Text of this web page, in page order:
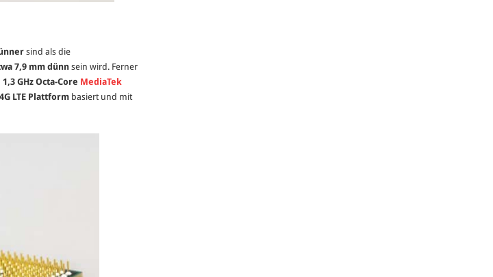
sind als die
7,9 mm dünnsein wird. Ferner
1,3 GHz Octa-Core MediaTek
LTE Plattform basiert und mit